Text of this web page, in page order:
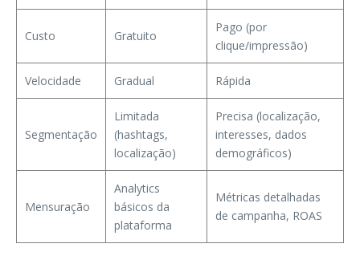
Custo Gratuito
Pago (por
clique/impressão)
Velocidade Gradual Rápida
Segmentação
Limitada
(hashtags,
localização)
Precisa (localização,
interesses, dados
demográficos)
Mensuração
Analytics
básicos da
plataforma
Métricas detalhadas
de campanha, ROAS